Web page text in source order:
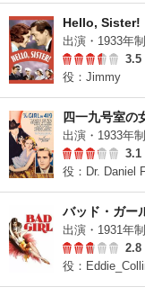
Hello, Sister!
出演・1933年
3.5
役：Jimmy
四一九号室の
出演・1933年
3.1
役：Dr. Daniel
バッド・ガー
出演・1931年
2.8
役：